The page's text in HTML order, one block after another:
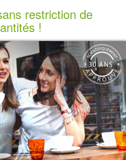
restriction de
!